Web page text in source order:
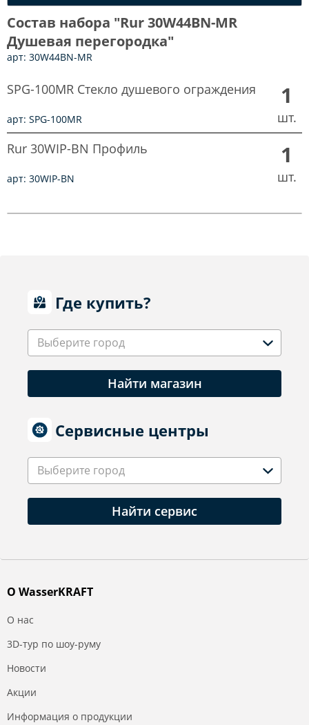
Состав набора "Rur 30W44BN-MR
Душевая перегородка"
арт: 30W44BN-MR
SPG-100MR Стекло душевого ограждения
арт: SPG-100MR
1
шт.
Rur 30WIP-BN Профиль
арт: 30WIP-BN
1
шт.
Где купить?
Выберите город
Найти магазин
Сервисные центры
Выберите город
Найти сервис
О WasserKRAFT
О нас
3D-тур по шоу-руму
Новости
Акции
Информация о продукции